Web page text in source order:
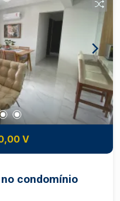
sua
V
condomínio